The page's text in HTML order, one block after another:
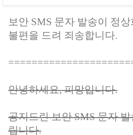
보안 SMS 문자 발송이 정
불편을 드려 죄송합니다.
안녕하세요, 피망입니다.
공지드린 보안 SMS 문자
립니다.